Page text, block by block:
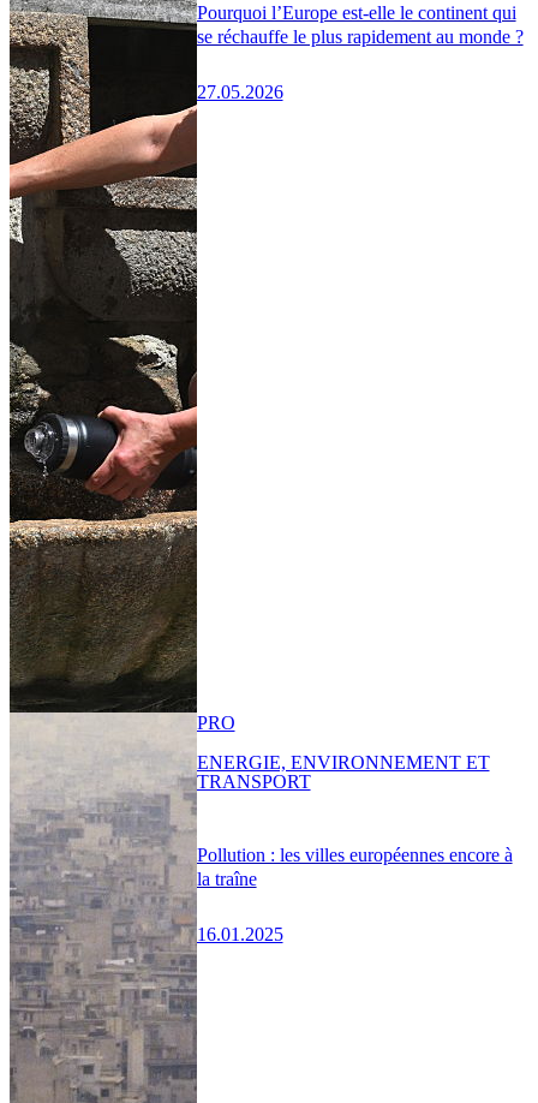
Pourquoi l’Europe est-elle le continent qui
se réchauffe le plus rapidement au monde ?
27.05.2026
Pollution : les villes européennes encore à
la traîne
16.01.2025
PRO
ENERGIE, ENVIRONNEMENT ET
TRANSPORT